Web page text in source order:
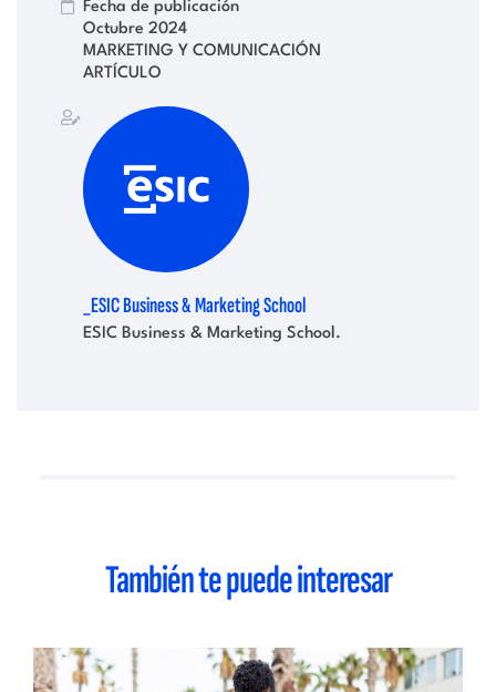
Fecha de publicación
Octubre 2024
MARKETING Y COMUNICACIÓN
ARTÍCULO
_ESIC Business & Marketing School
ESIC Business & Marketing School.
También te puede interesar